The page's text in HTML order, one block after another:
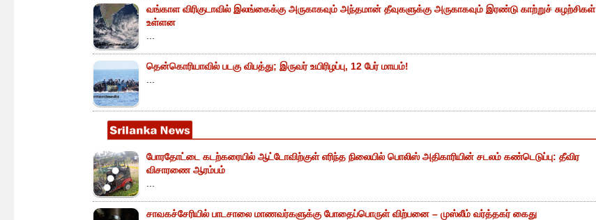
வங்காள விரிகுடாவில் இலங்கைக்கு அருகாகவும் அந்தமான் தீவுகளுக்கு அருகாகவும் இரண்டு காற்றுச் சுழற்சிகள்
உள்ளன
தென்கொரியாவில் படகு விபத்து; இருவர் உயிரிழப்பு, 12 பேர் மாயம்!
போரதோட்டை கடற்கரையில் ஆட்டோவிற்குள் எரிந்த நிலையில் பொலிஸ் அதிகாரியின் சடலம் கண்டெடுப்பு: தீவிர
விசாரணை ஆரம்பம்
சாவகச்சேரியில் பாடசாலை மாணவர்களுக்கு போதைப்பொருள் விற்பனை – முஸ்லீம் வர்த்தகர் கைது